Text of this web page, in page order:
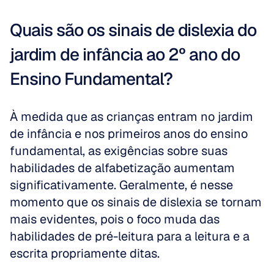
Quais são os sinais de dislexia do
jardim de infância ao 2º ano do
Ensino Fundamental?
À medida que as crianças entram no jardim
de infância e nos primeiros anos do ensino
fundamental, as exigências sobre suas
habilidades de alfabetização aumentam
significativamente. Geralmente, é nesse
momento que os sinais de dislexia se tornam
mais evidentes, pois o foco muda das
habilidades de pré-leitura para a leitura e a
escrita propriamente ditas.